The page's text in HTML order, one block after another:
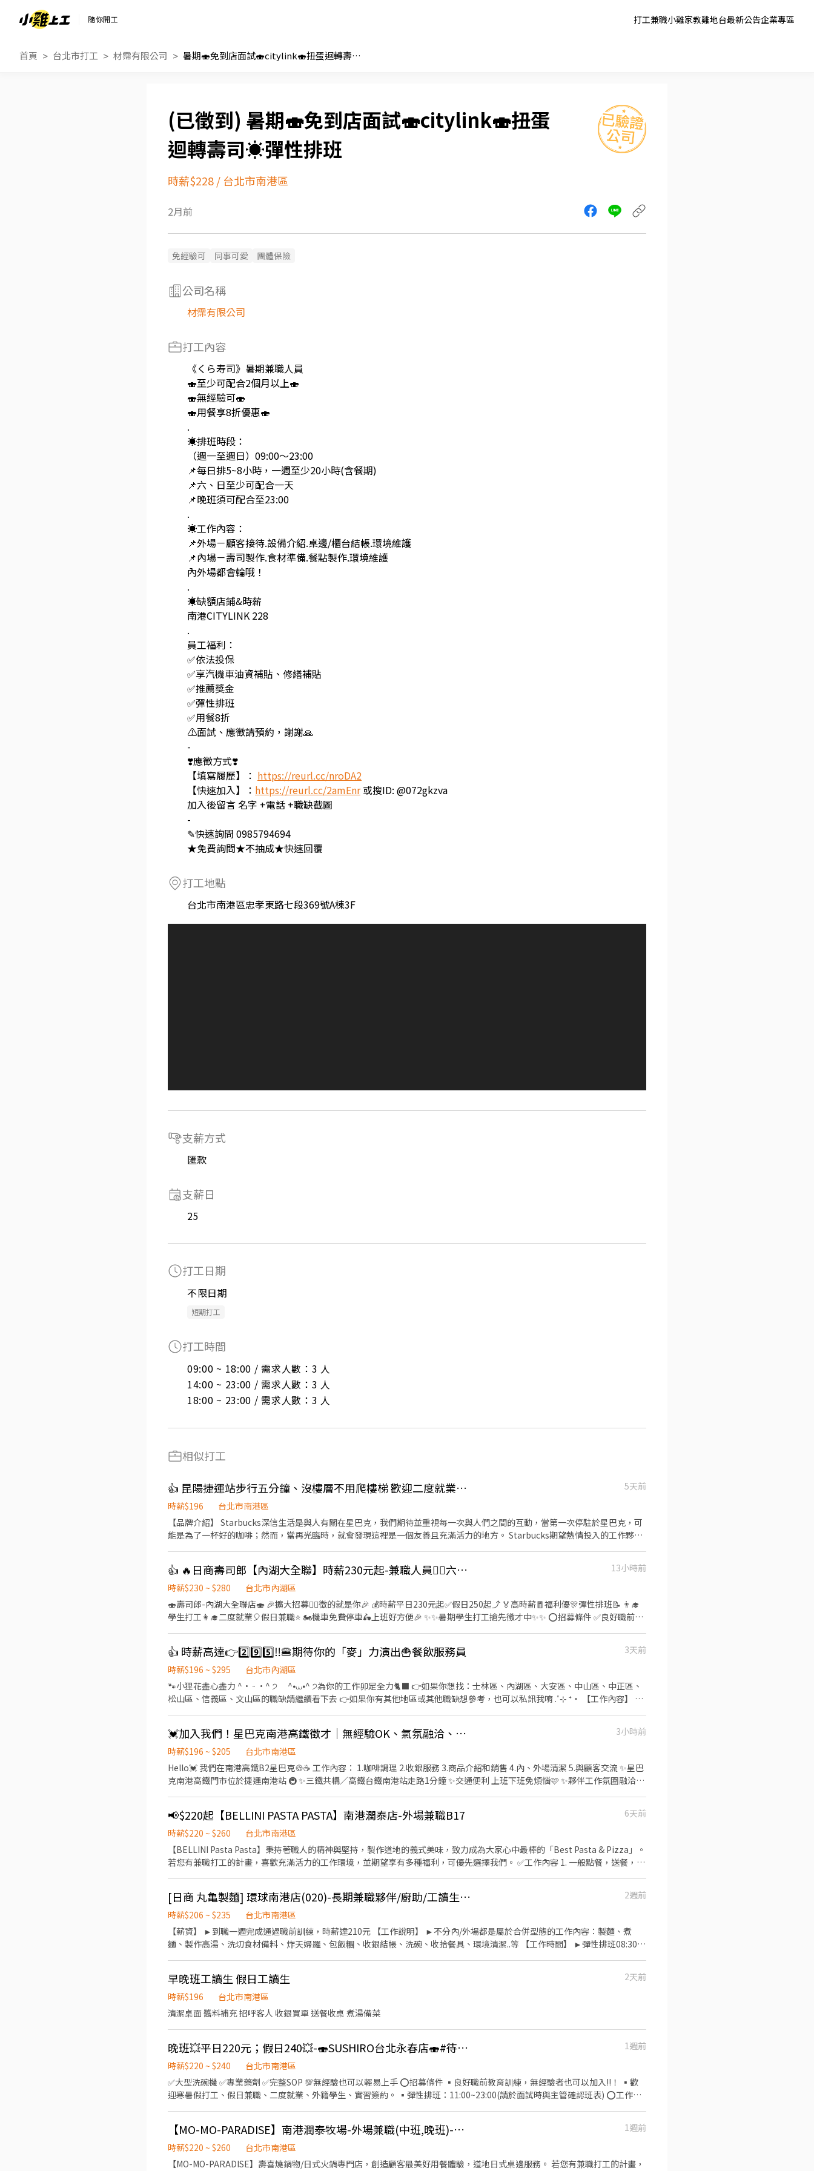
隨你開工 打工兼職小雞家教雞地台最新公告企業專區
首頁 台北市打工 材霈有限公司 暑期🍣免到店面試🍣citylink🍣扭蛋迴轉壽司☀️彈性排班
暑期🍣免到店面試🍣citylink🍣扭蛋
迴轉壽司☀️彈性排班
時薪$228/ 台北市南港區
2月前
免經驗可 同事可愛 團體保險
公司名稱
材霈有限公司
打工內容
《くら寿司》暑期兼職人員
🍣至少可配合2個月以上🍣
🍣無經驗可🍣
🍣用餐享8折優惠🍣
.
☀️排班時段：
（週一至週日）09:00～23:00
📌每日排5~8小時，一週至少20小時(含餐期)
📌六、日至少可配合一天
📌晚班須可配合至23:00
.
☀️工作內容：
📌外場－顧客接待.設備介紹.桌邊/櫃台結帳.環境維護
📌內場－壽司製作.食材準備.餐點製作.環境維護
內外場都會輪哦！
.
☀️缺額店鋪&時薪
南港CITYLINK 228
.
員工福利：
✅依法投保
✅享汽機車油資補貼、修繕補貼
✅推薦獎金
✅彈性排班
✅用餐8折
⚠️面試、應徵請預約，謝謝🙏
-
❣️應徵方式❣️
【填寫履歷】： https://reurl.cc/nroDA2
【快速加入】： https://reurl.cc/2amEnr或搜ID: @072gkzva
加入後留言 名字 +電話 +職缺截圖
-
✎快速詢問 0985794694
★免費詢問★不抽成★快速回覆
打工地點
台北市南港區忠孝東路七段369號A棟3F
支薪方式
匯款
支薪日
25
打工日期
不限日期
短期打工
打工時間
09:00 ~ 18:00 / 需求人數：3 人
14:00 ~ 23:00 / 需求人數：3 人
18:00 ~ 23:00 / 需求人數：3 人
相似打工
👍 昆陽捷運站步行五分鐘、沒樓層不用爬樓梯 歡迎二度就業或夜校生
5天前
時薪$196
台北市南港區
【品牌介紹】 Starbucks深信生活是與人有關在星巴克，我們期待並重視每一次與人們之間的互動，當第一次停駐於星巴克，可
能是為了一杯好的咖啡；然而，當再光臨時，就會發現這裡是一個友善且充滿活力的地方。 Starbucks期望熱情投入的工作夥伴
為每一杯咖啡做品質的堅持及豐富您的咖啡體驗。 ★夥伴之間我們互相尊重與信任，從團隊中學習、成長獲得成就來源。 ★我們
與顧客交流、星巴克販賣的不只是一杯咖啡，而是一種情感、氛圍與體驗。 ★我們每家門市都有專屬的故事，感動與觸動著熟客
與夥伴們之間的回憶 ★每位夥伴持續參與社區服務及星巴克共愛地球計畫，讓更多美好的事物傳播且帶來美好體驗。
👍 🔥日商壽司郎【內湖大全聯】時薪230元起-兼職人員🙆‍♀️六日250元起💰
13小時前
時薪$230 ~ $280
台北市內湖區
🍣壽司郎-內湖大全聯店🍣 🎉擴大招募🙆‍♀️徵的就是你🎉 💰時薪平日230元起✅️假日250起⤴️ 🏅高時薪🧧福利優🎊彈性排班📝 👨‍🎓
學生打工👩‍🎓二度就業🎈假日兼職⭐️ 🏍機車免費停車🛵上班好方便🎉 ✨️✨️暑期學生打工搶先徵才中✨️✨️ ⭕招募條件 ✅️良好職前教
作內容 ▪外場🎈 帶客入座→介紹、服務→飲料提供→餐具清洗→桌邊結帳→收銀結帳......等。 ▪內場🍣 商品進貨、準備、整理→
餐點製作→提供餐點→餐具清洗→環境整理維護......等。 ▪洗碗區🫧 餐具清洗、環境整理整頓、環境清洗......等。 ✨️在職教育訓練
完善，無經驗者也OK✨️ ⭕獎金福利 ▪生日禮券！ ▪員工用餐優惠！ ▪不定期活動競賽獎金！ ▪一年4次考核及調薪！ ▪加班費
5分鐘為單位計算！ ▪介紹親朋好友入職，期滿可獲得3,000～5,000元獎金！ ⭕基本保障 ①加班費(以5分鐘為單位計算) ②勞
保、健保、意外險 ③每月提撥勞工退休新制6% ④特休按照勞基法規定 ⑤颱風天出勤津貼 ⑥員工用餐折扣 ⑦提供員工制服 ⑧任
職一年後提供免費健檢
👍 時薪高達👉2️⃣9️⃣5️⃣‼️🍔期待你的「麥」力演出🍟餐飲服務員
3天前
時薪$196 ~ $295
台北市內湖區
🐾小狸花盡心盡力 ^• ᵕ •^ ੭ ^⦁⩊⦁^ ੭為你的工作卯足全力🐈‍⬛ 👉如果你想找：士林區、內湖區、大安區、中山區、中正區、
松山區、信義區、文山區的職缺請繼續看下去 👉如果你有其他地區或其他職缺想參考，也可以私訊我唷 .˚⊹ ⁺‧ 【工作內容】 ‧⁺
店 .˚⊹ ⁺‧ 【薪資制度】 ‧⁺ ⊹˚. 💰 在上述時段內，時薪為 $ 225 ~ 240 🪙 若非以上時段，時薪為 $ 196 💰 過00:00 + $ 55 夜班津貼
.˚⊹ ⁺‧ 【 休假制度】 ‧⁺ ⊹˚. 📌 採排休制（無固定休） 🗓️ 周一至週日皆需排班 🚫 周六、周日可排休不可固定休 .˚⊹ ⁺‧ 【上班地
點】 ‧⁺ ⊹˚. 👉士林區 台北士林店📍台北市士林區中山北路五段602號 👉內湖區 台北西湖店📍台北市內湖區內湖路一段283號 台
北舊宗二店📍台北市內湖區舊宗路一段275號 👉大安區 羅斯福店📍台北市大安區羅斯福路二段45號 台北麟光店📍台北市大安區
和平東路三段406巷8號 台北復興二店📍台北市大安區復興南路二段273號 台北光復店📍台北市大安區光復南路286號 👉中山區
台北長春店📍台北市中山區長春路172號 台北南京五店📍台北市中山區南京東路三段210之1號 👉中正區 林森二店📍台北市中正
區林森南路1號 台北濟南店📍台北市中正區濟南路二段66號 台北館前店📍台北市中正區館前路8號 台北公園店📍台北市中正區公
📍台北市松山區民權東路三段128號 台北南京二店📍台北市松山區南京東路五段162號 台北南京六店📍台北市松山區南京東路四
段57號 👉信義區 忠孝四店📍台北市信義區忠孝東路五段522號 台北101店📍台北市信義區市府路45號 台北夢廣場店📍台北市信
義區松高路11號 👉文山區 台北興隆店📍台北市文山區興隆路三段54號 台北指南店📍台北市文山區指南路二段67號 台北木新店
📍台北市文山區木新路三段174號 台北動物園三店📍台北市文山區新光路二段30號 .˚⊹ ⁺‧ 【超級亮點】 ‧⁺ ⊹˚. 💼 勞保・勞退・
團保 ⛽ 汽機車油資補貼 🔧 汽機車修繕補貼 🤝 推薦好友獎金 $600/人 📆 國定假日上班享雙倍薪資💥 .˚⊹ ⁺‧ 【 想聯繫我】 ‧⁺ ⊹˚.
☝️ 點選【立即應徵】我會速度回覆你！ ✌️ 或加入 🅻🅸🅽🅴：https://lin.ee/8rsUSDv 🤟 留言「姓名＋電話＋截圖職缺」就能聯
繫上～ 若想參考其他職缺，可以到我的Threads，看更多更多的職缺喔♬ My Threads：tsaipei_ruby https://reurl.cc/7b2vad
別害羞❌別害怕❌找工作聯繫我⭕
💓加入我們！星巴克南港高鐵徵才｜無經驗OK、氣氛融洽、福利優
3小時前
時薪$196 ~ $205
台北市南港區
Hello💓 我們在南港高鐵B2星巴克🍪☕️ 工作內容： 1.咖啡調理 2.收銀服務 3.商品介紹和銷售 4.內、外場清潔 5.與顧客交流 ✨️星巴
克南港高鐵門市位於捷運南港站 🚇 ✨️三鐵共構／高鐵台鐵南港站走路1分鐘 ✨️交通便利 上班下班免煩惱🩷 ✨️夥伴工作氛圍融洽❤️
兼職夥伴獎學金 6.國定假日雙倍薪 ⭐️完善教育訓練和升遷制度 ⭐️季達成目標獎金 ⭐️年終獎金 拉花、手沖、咖啡製作 喜愛咖啡、熱
愛咖啡 喜歡與人交流 歡迎加入我們🙋‍♀️🙋‍♂️🙋
📢$220起【BELLINI PASTA PASTA】南港潤泰店-外場兼職B17
6天前
時薪$220 ~ $260
台北市南港區
【BELLINI Pasta Pasta】秉持著職人的精神與堅持，製作道地的義式美味，致力成為大家心中最棒的「Best Pasta & Pizza」。
若您有兼職打工的計畫，喜歡充滿活力的工作環境，並期望享有多種福利，可優先選擇我們。 ✅工作內容 1. 一般點餐，送餐，收
班者尤佳。) ※彈性排班可討論喔。週六與週日正常工時出勤每小時再加5圓，國定假日除外。 ✅工作時段說明：依店鋪營運需求
排班；兼職人員每月可配合排班時數須達60小時以上。 ✅提供免費溫馨員工餐點、交通便利通勤上班很方便。 ✅歡迎無餐飲工作
經驗、對餐飲業有熱忱的您，加入三澧餐飲集團。 -------------------------------------------------------------------------- 『加
入三澧 成為家人』共同創造無限可能。 1998年於台灣成立-日商三澧餐飲集團 HUMAX ASIA，屬於日本Wondertable餐飲集團在
台分公司。 深耕台灣多年的日本與義大利美食連鎖品牌，旗下六大連鎖餐飲品牌包含， ★義式料理餐廳：BELLINI CAFFÈ、
BELLINI Pasta Pasta、MOLINO手工義大利麵 ★日式鍋物餐廳：Mo-Mo-Paradise壽喜燒 ★日式天婦羅專門店：天吉屋、吉天
麩羅 全台直營店鋪皆位於各大百貨商場，並持續穩定發展中。 -------------------------------------------------------------------
行通知。 ③錄取的實際任用職稱及薪資，依面談結果與經驗核定職級。
[日商 丸亀製麵] 環球南港店(020)-長期兼職夥伴/廚助/工讀生/彈性排班
2週前
時薪$206 ~ $235
台北市南港區
【薪資】 ►到職一週完成通過職前訓練，時薪達210元 【工作說明】 ►不分內/外場都是屬於合併型態的工作內容：製麵、煮
麵、製作高湯、洗切食材備料、炸天婦羅、包飯糰、收銀結帳、洗碗、收拾餐具、環境清潔..等 【工作時間】 ►彈性排班08:30-
製麵)
早晚班工讀生 假日工讀生
2天前
時薪$196
台北市南港區
清潔桌面 醬料補充 招呼客人 收銀買單 送餐收桌 煮湯備菜
晚班💥平日220元；假日240💥-🍣SUSHIRO台北永春店🍣#待遇佳
1週前
時薪$220 ~ $240
台北市南港區
✅️大型洗碗機 ✅️專業藥劑 ✅️完整SOP 💯無經驗也可以輕易上手 ⭕招募條件 ▪良好職前教育訓練，無經驗者也可以加入!!！ ▪歡
迎寒暑假打工、假日兼職、二度就業、外籍學生、實習簽約。 ▪彈性排班：11:00~23:00(請於面試時與主管確認班表) ⭕工作內
習到日本商業禮儀、衛生知識及專業的烹飪技巧，還可接觸店鋪的經營管理，例如：成本控管及數據分析等專業知識 ▪升遷快速
且制度完善，依努力及成果將有升遷加薪的機會 ▪享有完善的福利制度，加班費為5分鐘為單位計算，重視員工的辛勤付出 ▪計
畫拓展全台灣，讓更多人有機會品嚐美味平價壽司，致力成為頂尖品牌 ⭕基本保障 ①加班費(以5分鐘為單位計算) ②勞保、健
【MO-MO-PARADISE】南港潤泰牧場-外場兼職(中班,晚班)-C24
1週前
時薪$220 ~ $260
台北市南港區
【MO-MO-PARADISE】壽喜燒鍋物/日式火鍋專門店，創造顧客最美好用餐體驗，道地日式桌邊服務。 若您有兼職打工的計畫，